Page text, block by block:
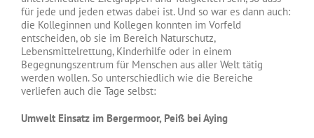
für jede und jeden etwas dabei ist. Und so war es dann auch:
die Kolleginnen und Kollegen konnten im Vorfeld
entscheiden, ob sie im Bereich Naturschutz,
Lebensmittelrettung, Kinderhilfe oder in einem
Begegnungszentrum für Menschen aus aller Welt tätig
werden wollen. So unterschiedlich wie die Bereiche
verliefen auch die Tage selbst:
Umwelt Einsatz im Bergermoor, Peiß bei Aying